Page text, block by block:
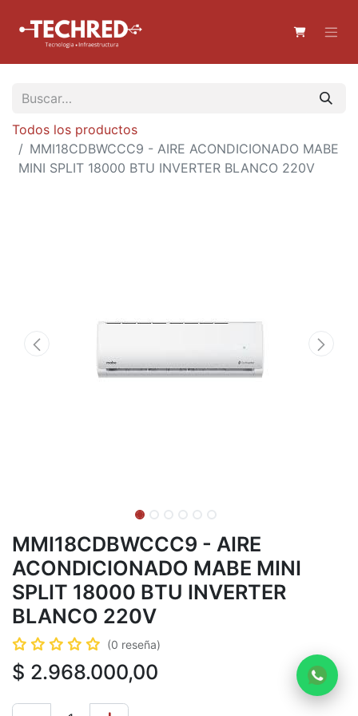
Todos los productos
MMI18CDBWCCC9 - AIRE ACONDICIONADO MABE
MINI SPLIT 18000 BTU INVERTER BLANCO 220V
MMI18CDBWCCC9 - AIRE
ACONDICIONADO MABE MINI
SPLIT 18000 BTU INVERTER
BLANCO 220V
(0 reseña)
$ 2.968.000,00